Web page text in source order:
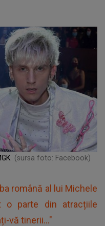
(sursa foto: Facebook)
română al lui Michele
o parte din atracțiile
vă tinerii..."